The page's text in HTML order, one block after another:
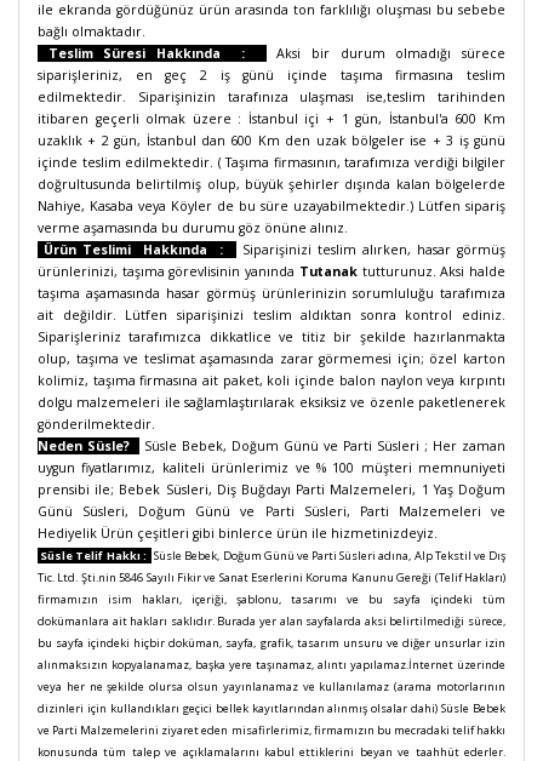
ile ekranda gördüğünüz ürün arasında ton farklılığı oluşması bu sebebe
bağlı olmaktadır.
Teslim Süresi Hakkında :
Aksi bir durum olmadığı sürece
siparişleriniz, en geç 2 iş günü içinde taşıma firmasına teslim
edilmektedir. Siparişinizin tarafınıza ulaşması ise,teslim tarihinden
itibaren geçerli olmak üzere : İstanbul içi + 1 gün, İstanbul'a 600 Km
uzaklık + 2 gün, İstanbul dan 600 Km den uzak bölgeler ise + 3 iş günü
içinde teslim edilmektedir. ( Taşıma firmasının, tarafımıza verdiği bilgiler
doğrultusunda belirtilmiş olup, büyük şehirler dışında kalan bölgelerde
Nahiye, Kasaba veya Köyler de bu süre uzayabilmektedir.) Lütfen sipariş
verme aşamasında bu durumu göz önüne alınız.
Ürün Teslimi Hakkında :
Siparişinizi teslim alırken, hasar görmüş
ürünlerinizi, taşıma görevlisinin yanında Tutanak tutturunuz. Aksi halde
taşıma aşamasında hasar görmüş ürünlerinizin sorumluluğu tarafımıza
ait değildir. Lütfen siparişinizi teslim aldıktan sonra kontrol ediniz.
Siparişleriniz tarafımızca dikkatlice ve titiz bir şekilde hazırlanmakta
olup, taşıma ve teslimat aşamasında zarar görmemesi için; özel karton
kolimiz, taşıma firmasına ait paket, koli içinde balon naylon veya kırpıntı
dolgu malzemeleri ile sağlamlaştırılarak eksiksiz ve özenle paketlenerek
gönderilmektedir.
Neden Süsle?
Süsle Bebek, Doğum Günü ve Parti Süsleri ; Her zaman
uygun fiyatlarımız, kaliteli ürünlerimiz ve % 100 müşteri memnuniyeti
prensibi ile; Bebek Süsleri, Diş Buğdayı Parti Malzemeleri, 1 Yaş Doğum
Günü Süsleri, Doğum Günü ve Parti Süsleri, Parti Malzemeleri ve
Hediyelik Ürün çeşitleri gibi binlerce ürün ile hizmetinizdeyiz.
Süsle Telif Hakkı : Süsle Bebek, Doğum Günü ve Parti Süsleri adına, Alp Tekstil ve Dış
Tic. Ltd. Şti.nin 5846 Sayılı Fikir ve Sanat Eserlerini Koruma Kanunu Gereği (Telif Hakları)
firmamızın isim hakları, içeriği, şablonu, tasarımı ve bu sayfa içindeki tüm
dokümanlara ait hakları saklıdır. Burada yer alan sayfalarda aksi belirtilmediği sürece,
bu sayfa içindeki hiçbir doküman, sayfa, grafik, tasarım unsuru ve diğer unsurlar izin
alınmaksızın kopyalanamaz, başka yere taşınamaz, alıntı yapılamaz.İnternet üzerinde
veya her ne şekilde olursa olsun yayınlanamaz ve kullanılamaz (arama motorlarının
dizinleri için kullandıkları geçici bellek kayıtlarından alınmış olsalar dahi) Süsle Bebek
ve Parti Malzemelerini ziyaret eden misafirlerimiz, firmamızın bu mecradaki telif hakkı
konusunda tüm talep ve açıklamalarını kabul ettiklerini beyan ve taahhüt ederler.